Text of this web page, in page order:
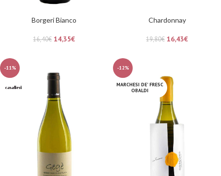
Borgeri Bianco
16,40€ 14,35€
Chardonnay
19,80€ 16,43€
-11% -12%
MARCHESI DE' FRESC
OBALDI